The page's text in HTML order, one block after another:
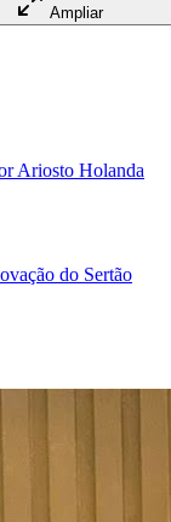
Ampliar
Ariosto Holanda
do Sertão